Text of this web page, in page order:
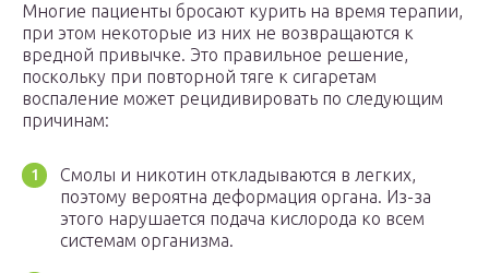
Многие пациенты бросают курить на время терапии,
при этом некоторые из них не возвращаются к
вредной привычке. Это правильное решение,
поскольку при повторной тяге к сигаретам
воспаление может рецидивировать по следующим
причинам:
Смолы и никотин откладываются в легких,
поэтому вероятна деформация органа. Из-за
этого нарушается подача кислорода ко всем
системам организма.